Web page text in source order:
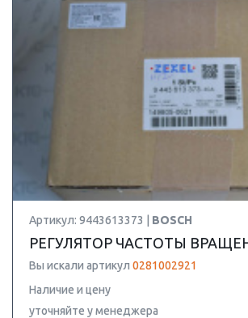
Артикул: 9443613373 | BOSCH
РЕГУЛЯТОР ЧАСТОТЫ
Вы искали артикул 0281002921
Наличие и цену
уточняйте у менеджера